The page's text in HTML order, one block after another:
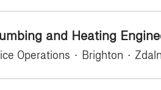
and Heating
Operations · Brighton ·